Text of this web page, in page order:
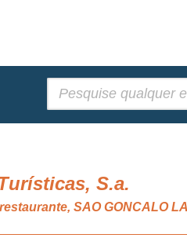
S.a.
SAO GONCALO